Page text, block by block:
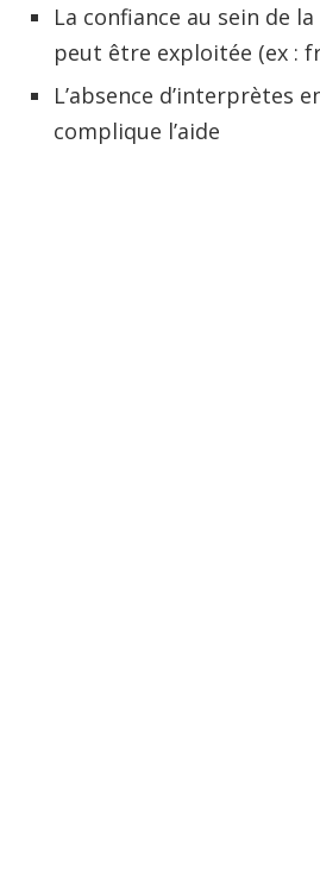
La confiance au sein de
peut être exploitée (ex :
L’absence d’interprètes
complique l’aide